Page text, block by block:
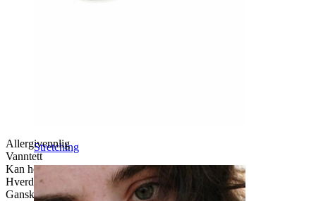
Stretching
Allergivennlig
Vanntett
Kan holde livet ut
Hverdagsbruk
Ganske enkelt